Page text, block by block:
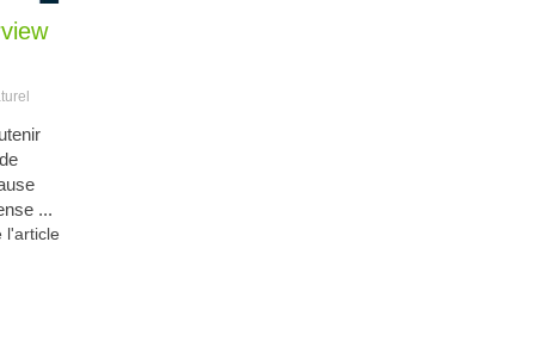
...
l'article